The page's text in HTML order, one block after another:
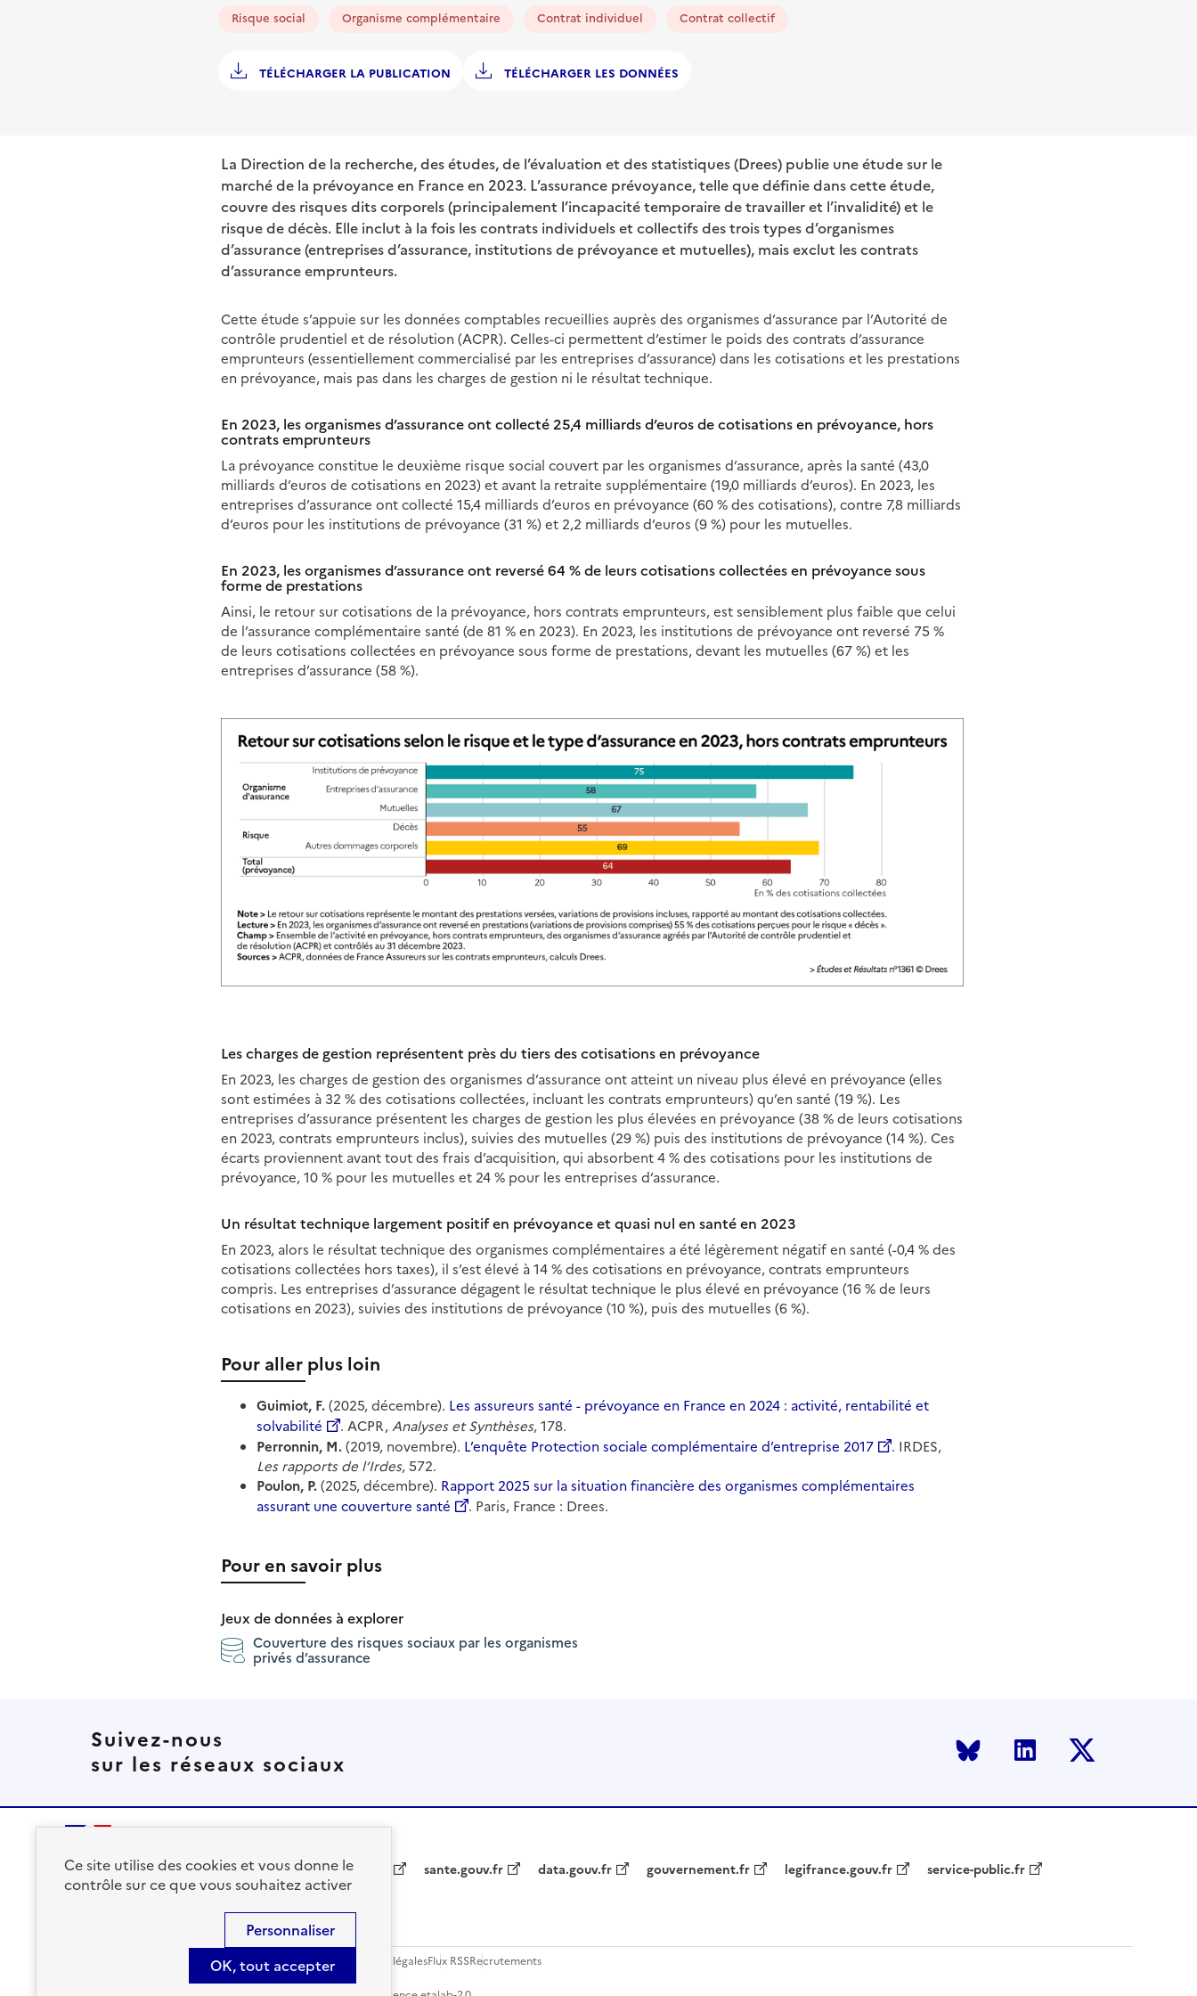
Risque social Organisme complémentaire Contrat individuel Contrat collectif
TÉLÉCHARGER LA PUBLICATION TÉLÉCHARGER LES DONNÉES
La Direction de la recherche, des études, de l’évaluation et des statistiques (Drees) publie une étude sur le
marché de la prévoyance en France en 2023. L’assurance prévoyance, telle que définie dans cette étude,
couvre des risques dits corporels (principalement l’incapacité temporaire de travailler et l’invalidité) et le
risque de décès. Elle inclut à la fois les contrats individuels et collectifs des trois types d’organismes
d’assurance (entreprises d’assurance, institutions de prévoyance et mutuelles), mais exclut les contrats
d’assurance emprunteurs.
Cette étude s’appuie sur les données comptables recueillies auprès des organismes d’assurance par l’Autorité de
contrôle prudentiel et de résolution (ACPR). Celles-ci permettent d’estimer le poids des contrats d’assurance
emprunteurs (essentiellement commercialisé par les entreprises d’assurance) dans les cotisations et les prestations
en prévoyance, mais pas dans les charges de gestion ni le résultat technique.
En 2023, les organismes d’assurance ont collecté 25,4 milliards d’euros de cotisations en prévoyance, hors
contrats emprunteurs
La prévoyance constitue le deuxième risque social couvert par les organismes d’assurance, après la santé (43,0
milliards d’euros de cotisations en 2023) et avant la retraite supplémentaire (19,0 milliards d’euros). En 2023, les
entreprises d’assurance ont collecté 15,4 milliards d’euros en prévoyance (60 % des cotisations), contre 7,8 milliards
d’euros pour les institutions de prévoyance (31 %) et 2,2 milliards d’euros (9 %) pour les mutuelles.
En 2023, les organismes d’assurance ont reversé 64 % de leurs cotisations collectées en prévoyance sous
forme de prestations
Ainsi, le retour sur cotisations de la prévoyance, hors contrats emprunteurs, est sensiblement plus faible que celui
de l’assurance complémentaire santé (de 81 % en 2023). En 2023, les institutions de prévoyance ont reversé 75 %
de leurs cotisations collectées en prévoyance sous forme de prestations, devant les mutuelles (67 %) et les
entreprises d’assurance (58 %).
Les charges de gestion représentent près du tiers des cotisations en prévoyance
En 2023, les charges de gestion des organismes d’assurance ont atteint un niveau plus élevé en prévoyance (elles
sont estimées à 32 % des cotisations collectées, incluant les contrats emprunteurs) qu’en santé (19 %). Les
entreprises d’assurance présentent les charges de gestion les plus élevées en prévoyance (38 % de leurs cotisations
en 2023, contrats emprunteurs inclus), suivies des mutuelles (29 %) puis des institutions de prévoyance (14 %). Ces
écarts proviennent avant tout des frais d’acquisition, qui absorbent 4 % des cotisations pour les institutions de
prévoyance, 10 % pour les mutuelles et 24 % pour les entreprises d’assurance.
Un résultat technique largement positif en prévoyance et quasi nul en santé en 2023
En 2023, alors le résultat technique des organismes complémentaires a été légèrement négatif en santé (-0,4 % des
cotisations collectées hors taxes), il s’est élevé à 14 % des cotisations en prévoyance, contrats emprunteurs
compris. Les entreprises d’assurance dégagent le résultat technique le plus élevé en prévoyance (16 % de leurs
cotisations en 2023), suivies des institutions de prévoyance (10 %), puis des mutuelles (6 %).
Pour aller plus loin
Guimiot, F.(2025, décembre). Les assureurs santé - prévoyance en France en 2024 : activité, rentabilité et
solvabilité
. ACPR,Analyses et Synthèses, 178.
Perronnin, M.(2019, novembre). L’enquête Protection sociale complémentaire d’entreprise 2017
. IRDES,
Les rapports de l’Irdes, 572.
Poulon, P.(2025, décembre). Rapport 2025 sur la situation financière des organismes complémentaires
assurant une couverture santé
. Paris, France : Drees.
Pour en savoir plus
Jeux de données à explorer
Couverture des risques sociaux par les organismes
privés d’assurance
Suivez-nous
sur les réseaux sociaux
Bluesky LinkedInTwitter
solidarites.gouv.fr sante.gouv.fr data.gouv.fr gouvernement.fr legifrance.gouv.fr service-public.fr
Contact S'abonnerPlan du site Mentions légalesFlux RSSRecrutements
Ce site utilise des cookies et vous donne le
contrôle sur ce que vous souhaitez activer
OK, tout accepter
Personnaliser